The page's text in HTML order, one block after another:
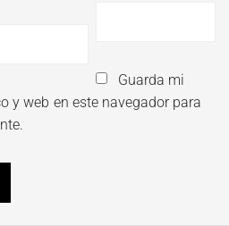
Guarda mi
y web en este navegador para